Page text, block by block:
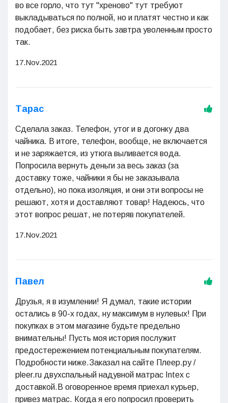
во все горло, что тут "хреново" тут требуют
выкладываться по полной, но и платят честно и как
подобает, без риска быть завтра уволенным просто
так.
17.Nov.2021
Тарас
Сделала заказ. Телефон, утог и в догонку два
чайника. В итоге, телефон, вообще, не включается
и не заряжается, из утюга выливается вода.
Попросила вернуть деньги за весь заказ (за
доставку тоже, чайники я бы не заказывала
отдельно), но пока изоляция, и они эти вопросы не
решают, хотя и доставляют товар! Надеюсь, что
этот вопрос решат, не потеряв покупателей.
17.Nov.2021
Павел
Друзья, я в изумлении! Я думал, такие истории
остались в 90-х годах, ну максимум в нулевых! При
покупках в этом магазине будьте предельно
внимательны! Пусть моя история послужит
предостережением потенциальным покупателям.
Подробности ниже.Заказал на сайте Плеер.ру /
pleer.ru двухспальный надувной матрас Intex с
доставкой.В оговоренное время приехал курьер,
привез матрас. Когда я его попросил проверить